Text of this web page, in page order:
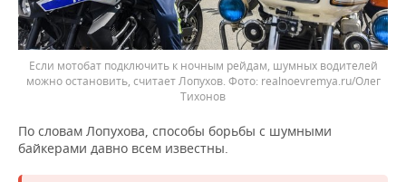
Если мотобат подключить к ночным рейдам, шумных водителей
можно остановить, считает Лопухов.
realnoevremya.ru/Олег
Тихонов
По словам Лопухова, способы борьбы с шумными
байкерами давно всем известны.